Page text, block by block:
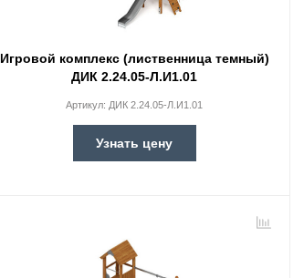
Игровой комплекс (лиственница темный)
ДИК 2.24.05-Л.И1.01
Артикул: ДИК 2.24.05-Л.И1.01
Узнать цену